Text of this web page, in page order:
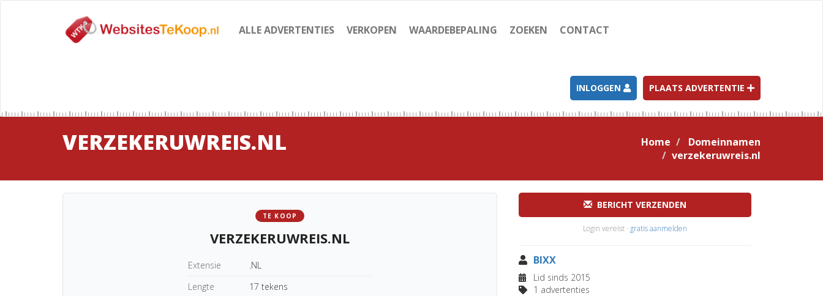
ALLE ADVERTENTIES VERKOPEN WAARDEBEPALING ZOEKEN CONTACT
INLOGGEN PLAATS ADVERTENTIE
VERZEKERUWREIS.NL Home
Domeinnamen
verzekeruwreis.nl
TE KOOP
VERZEKERUWREIS.NL
Extensie
.NL
Lengte
17 tekens
BERICHT VERZENDEN
Login vereist · gratis aanmelden
BIXX
Lid sinds 2015
1 advertenties